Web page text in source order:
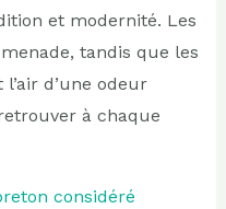
et modernité. Les
tandis que les
d’une odeur
à chaque
considéré